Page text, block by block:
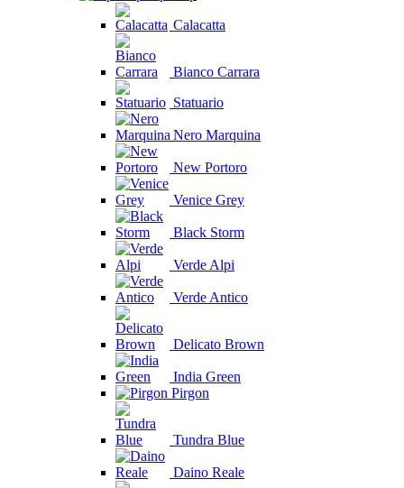
Calacatta
Bianco Carrara
Statuario
Nero Marquina
New Portoro
Venice Grey
Black Storm
Verde Alpi
Verde Antico
Delicato Brown
India Green
Pirgon
Tundra Blue
Daino Reale